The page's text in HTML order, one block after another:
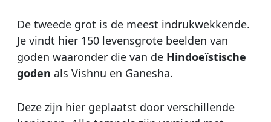
De tweede grot is de meest indrukwekkende.
Je vindt hier 150 levensgrote beelden van
goden waaronder die van de Hindoeïstische
goden als Vishnu en Ganesha.
Deze zijn hier geplaatst door verschillende